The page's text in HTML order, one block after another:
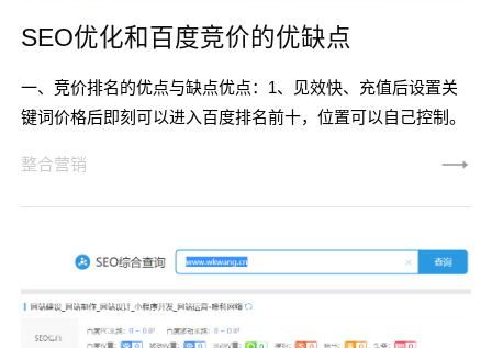
SEO优化和百度竞价的优缺点
一、竞价排名的优点与缺点优点：1、见效快、充值后设置关
键词价格后即刻可以进入百度排名前十，位置可以自己控制。
广，数量自己控制，没有任何限制。3、关键词不分难易程
度、不论多么热门的关键词，只要你想做，你都可以进入前三
甚至数几十元RMB，一个月要消费数千元甚至数万元RMB，
整合营销